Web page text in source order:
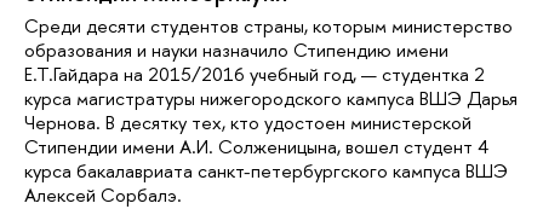
Среди десяти студентов страны, которым министерство
образования и науки назначило Стипендию имени
Е.Т.Гайдара на 2015/2016 учебный год, — студентка 2
курса магистратуры нижегородского кампуса ВШЭ Дарья
Чернова. В десятку тех, кто удостоен министерской
Стипендии имени А.И. Солженицына, вошел студент 4
курса бакалавриата санкт-петербургского кампуса ВШЭ
Алексей Сорбалэ.